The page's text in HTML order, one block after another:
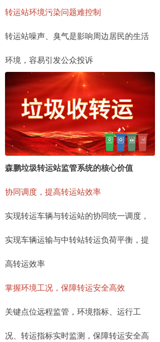
转运站环境污染问题难控制
转运站噪声、臭气是影响周边居民的生活
环境，容易引发公众投诉
森鹏垃圾转运站监管系统的核心价值
协同调度，提高转运站效率
实现转运车辆与转运站的协同统一调度，
实现车辆运输与中转站转运负荷平衡，提
高转运效率
掌握环境工况，保障转运安全高效
关键点位远程监管，环境指标、运行工
况、转运指标实时监测，保障转运安全高